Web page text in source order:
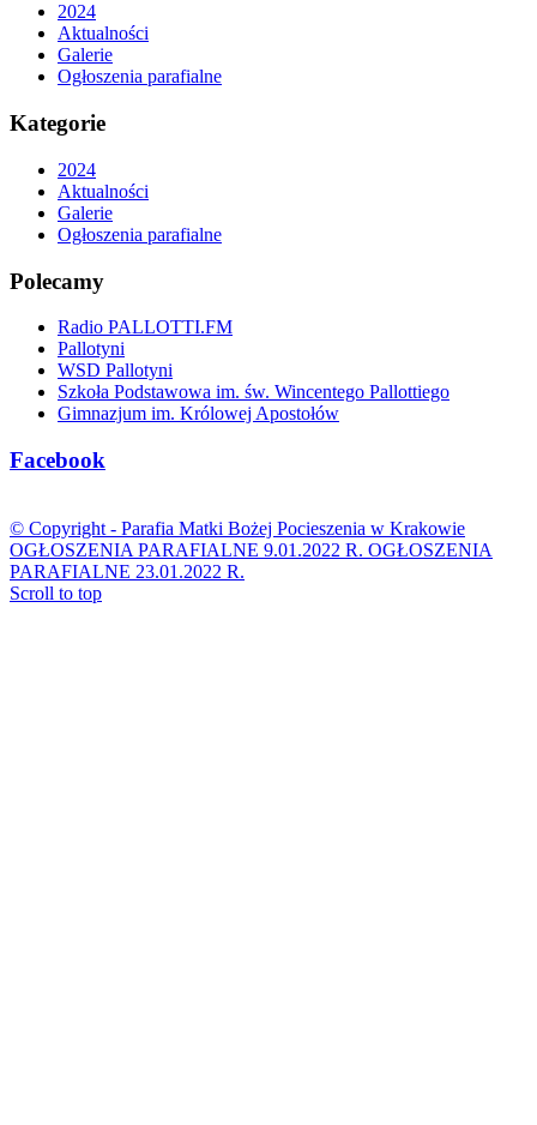
2024
Aktualności
Galerie
Ogłoszenia parafialne
Kategorie
2024
Aktualności
Galerie
Ogłoszenia parafialne
Polecamy
Radio PALLOTTI.FM
Pallotyni
WSD Pallotyni
Szkoła Podstawowa im. św. Wincentego Pallottiego
Gimnazjum im. Królowej Apostołów
Facebook
© Copyright - Parafia Matki Bożej Pocieszenia w Krakowie
OGŁOSZENIA PARAFIALNE 9.01.2022 R. OGŁOSZENIA
PARAFIALNE 23.01.2022 R.
Scroll to top